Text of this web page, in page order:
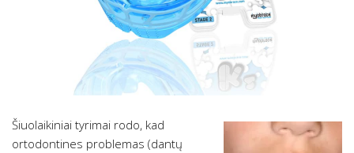
Šiuolaikiniai tyrimai rodo, kad
ortodontines problemas (dantų